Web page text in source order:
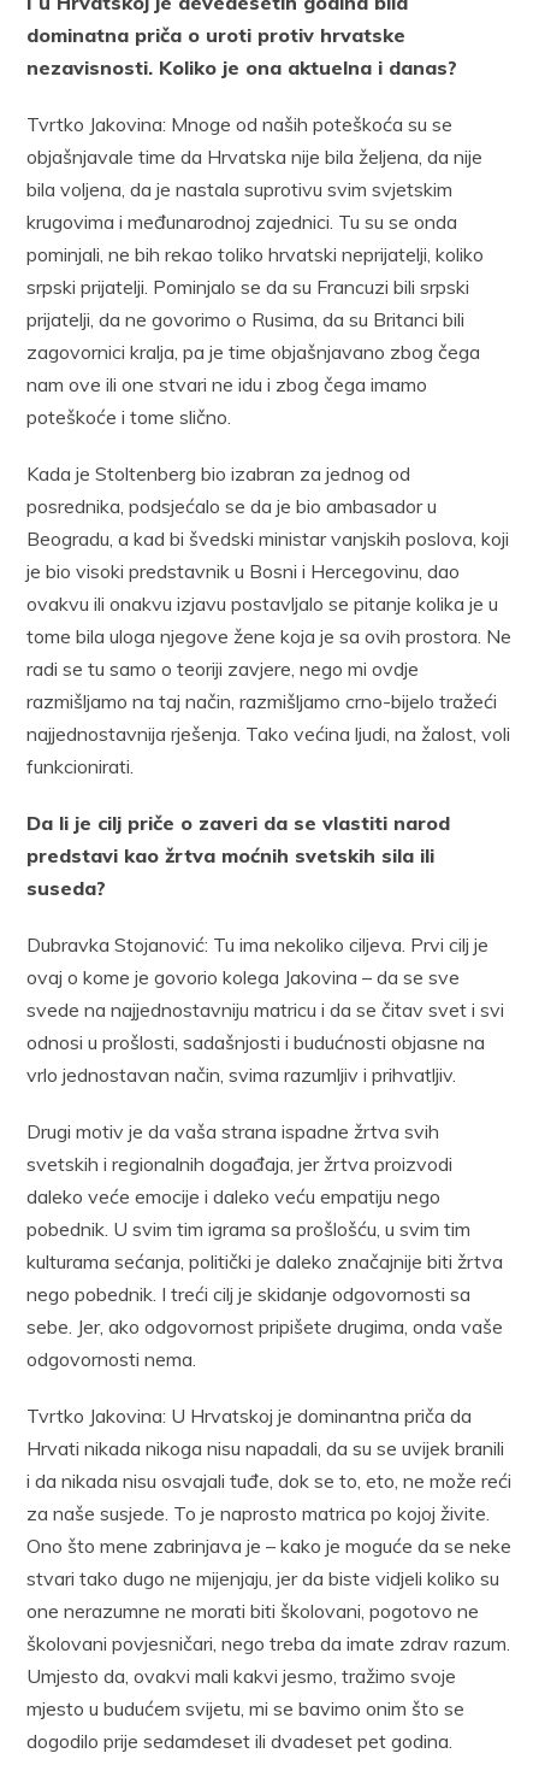
dominatna priča o uroti protiv hrvatske
nezavisnosti. Koliko je ona aktuelna i danas?
​Tvrtko Jakovina: Mnoge od naših poteškoća su se
objašnjavale time da Hrvatska nije bila željena, da nije
bila voljena, da je nastala suprotivu svim svjetskim
krugovima i međunarodnoj zajednici. Tu su se onda
pominjali, ne bih rekao toliko hrvatski neprijatelji, koliko
srpski prijatelji. Pominjalo se da su Francuzi bili srpski
prijatelji, da ne govorimo o Rusima, da su Britanci bili
zagovornici kralja, pa je time objašnjavano zbog čega
nam ove ili one stvari ne idu i zbog čega imamo
poteškoće i tome slično.
Kada je Stoltenberg bio izabran za jednog od
posrednika, podsjećalo se da je bio ambasador u
Beogradu, a kad bi švedski ministar vanjskih poslova, koji
je bio visoki predstavnik u Bosni i Hercegovinu, dao
ovakvu ili onakvu izjavu postavljalo se pitanje kolika je u
tome bila uloga njegove žene koja je sa ovih prostora. Ne
radi se tu samo o teoriji zavjere, nego mi ovdje
razmišljamo na taj način, razmišljamo crno-bijelo tražeći
najjednostavnija rješenja. Tako većina ljudi, na žalost, voli
funkcionirati.
Da li je cilj priče o zaveri da se vlastiti narod
predstavi kao žrtva moćnih svetskih sila ili
suseda?
​Dubravka Stojanović: Tu ima nekoliko ciljeva. Prvi cilj je
ovaj o kome je govorio kolega Jakovina – da se sve
svede na najjednostavniju matricu i da se čitav svet i svi
odnosi u prošlosti, sadašnjosti i budućnosti objasne na
vrlo jednostavan način, svima razumljiv i prihvatljiv.
Drugi motiv je da vaša strana ispadne žrtva svih
svetskih i regionalnih događaja, jer žrtva proizvodi
daleko veće emocije i daleko veću empatiju nego
pobednik. U svim tim igrama sa prošlošću, u svim tim
kulturama sećanja, politički je daleko značajnije biti žrtva
nego pobednik. I treći cilj je skidanje odgovornosti sa
sebe. Jer, ako odgovornost pripišete drugima, onda vaše
odgovornosti nema.
Tvrtko Jakovina: U Hrvatskoj je dominantna priča da
Hrvati nikada nikoga nisu napadali, da su se uvijek branili
i da nikada nisu osvajali tuđe, dok se to, eto, ne može reći
za naše susjede. To je naprosto matrica po kojoj živite.
Ono što mene zabrinjava je – kako je moguće da se neke
stvari tako dugo ne mijenjaju, jer da biste vidjeli koliko su
one nerazumne ne morati biti školovani, pogotovo ne
školovani povjesničari, nego treba da imate zdrav razum.
Umjesto da, ovakvi mali kakvi jesmo, tražimo svoje
mjesto u budućem svijetu, mi se bavimo onim što se
dogodilo prije sedamdeset ili dvadeset pet godina.